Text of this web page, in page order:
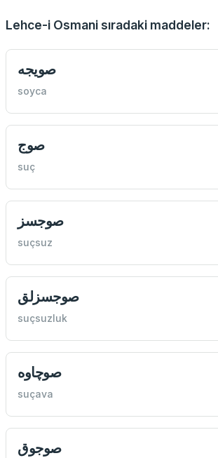
Lehce-i Osmani sıradaki maddeler:
صويجه
soyca
صوج
suç
صوجسز
suçsuz
صوجسزلق
suçsuzluk
صوچاوه
suçava
صوجوق